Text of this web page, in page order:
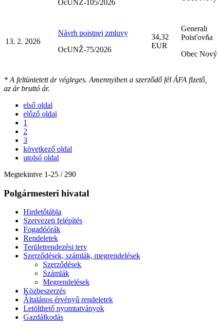
OcUNŽ-105/2026
13. 2. 2026
Návrh poistnej zmluvy
OcUNŽ-75/2026
34,32
EUR
Generali
Poisťovňa
Obec
* A feltüntetett ár végleges. Amennyiben a szerződő fél ÁFA fizető,
az ár bruttó ár.
első oldal
előző oldal
1
2
3
következő oldal
utolsó oldal
Megtekintve 1-25 / 290
Polgármesteri hivatal
Hirdetőtábla
Szervezeti felépítés
Fogadóórák
Rendeletek
Területrendezési terv
Szerződések, számlák, megrendelések
Szerződések
Számlák
Megrendelések
Közbeszerzés
Általános érvényű rendeletek
Letölthető nyomtatványok
Gazdálkodás